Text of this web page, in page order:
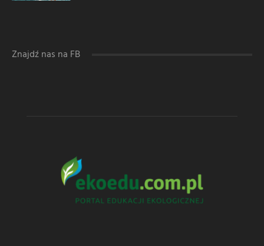
Znajdź nas na FB